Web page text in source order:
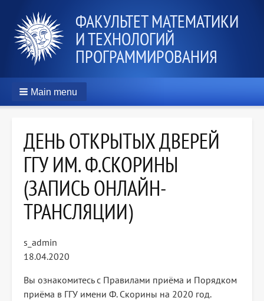
ФАКУЛЬТЕТ МАТЕМАТИКИ
И ТЕХНОЛОГИЙ
ПРОГРАММИРОВАНИЯ
Main menu
ДЕНЬ ОТКРЫТЫХ ДВЕРЕЙ
ГГУ ИМ. Ф.СКОРИНЫ
(ЗАПИСЬ ОНЛАЙН-
ТРАНСЛЯЦИИ)
s_admin
18.04.2020
Вы ознакомитесь с Правилами приёма и Порядком
приёма в ГГУ имени Ф. Скорины на 2020 год.